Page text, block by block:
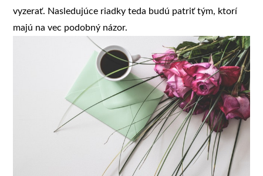
vyzerať. Nasledujúce riadky teda budú patriť tým, ktorí
majú na vec podobný názor.